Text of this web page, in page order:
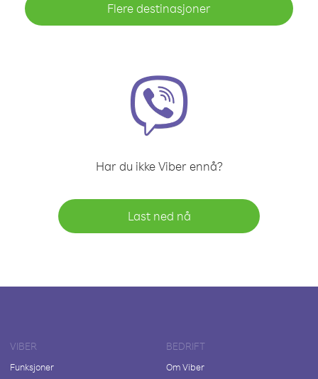
Flere destinasjoner
Har du ikke Viber ennå?
Last ned nå
VIBER
Funksjoner
BEDRIFT
Om Viber